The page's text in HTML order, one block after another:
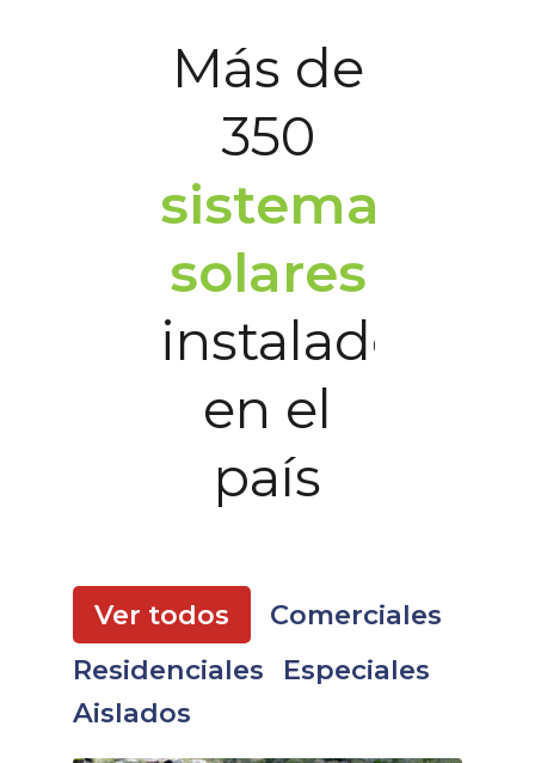
Más de
350
sistemas
solares
instalados
en el
país
Ver todos
Comerciales
Residenciales
Especiales
Aislados